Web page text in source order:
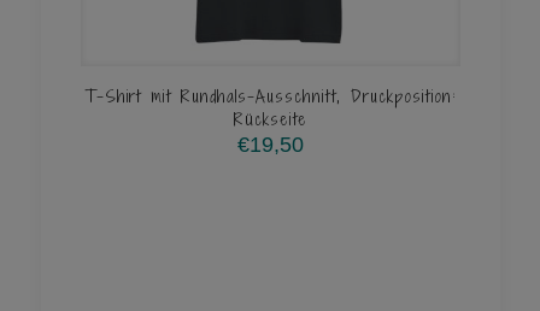
T-Shirt mit Rundhals-Ausschnitt, Druckposition:
Rückseite
€19,50